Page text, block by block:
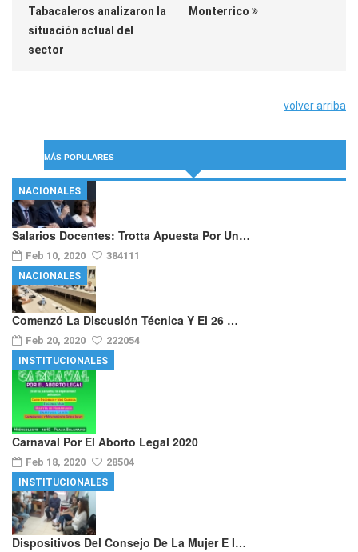
Tabacaleros analizaron la
situación actual del
sector
Monterrico
volver arriba
MÁS POPULARES
Salarios Docentes: Trotta Apuesta Por Un…
Feb 10, 2020 384111
NACIONALES
Comenzó La Discusión Técnica Y El 26 …
Feb 20, 2020 222054
NACIONALES
Carnaval Por El Aborto Legal 2020
Feb 18, 2020 28504
INSTITUCIONALES
Dispositivos Del Consejo De La Mujer E I…
INSTITUCIONALES